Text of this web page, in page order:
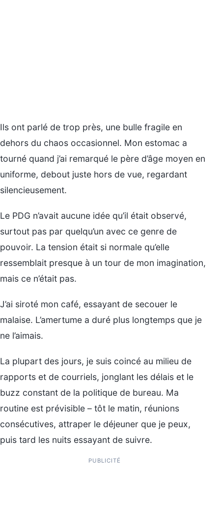
Ils ont parlé de trop près, une bulle fragile en
dehors du chaos occasionnel. Mon estomac a
tourné quand j’ai remarqué le père d’âge moyen en
uniforme, debout juste hors de vue, regardant
silencieusement.
Le PDG n’avait aucune idée qu’il était observé,
surtout pas par quelqu’un avec ce genre de
pouvoir. La tension était si normale qu’elle
ressemblait presque à un tour de mon imagination,
mais ce n’était pas.
J’ai siroté mon café, essayant de secouer le
malaise. L’amertume a duré plus longtemps que je
ne l’aimais.
La plupart des jours, je suis coincé au milieu de
rapports et de courriels, jonglant les délais et le
buzz constant de la politique de bureau. Ma
routine est prévisible – tôt le matin, réunions
consécutives, attraper le déjeuner que je peux,
puis tard les nuits essayant de suivre.
PUBLICITÉ